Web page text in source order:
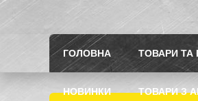
ГОЛОВНА ТОВАРИ ТА
НОВИНКИ ТОВАРИ З